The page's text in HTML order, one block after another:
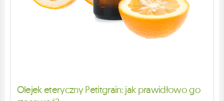
Olejek eteryczny Petitgrain: jak prawidłowo go